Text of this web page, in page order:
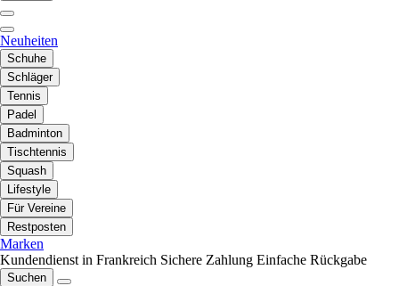
Neuheiten
Schuhe
Schläger
Tennis
Padel
Badminton
Tischtennis
Squash
Lifestyle
Für Vereine
Restposten
Marken
Kundendienst in Frankreich Sichere Zahlung Einfache Rückgabe
Suchen